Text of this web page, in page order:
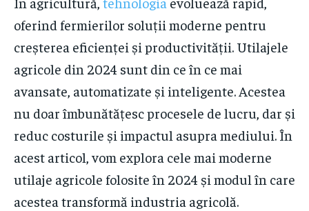
oferind fermierilor soluții moderne pentru
creșterea eficienței și productivității. Utilajele
agricole din 2024 sunt din ce în ce mai
avansate, automatizate și inteligente. Acestea
nu doar îmbunătățesc procesele de lucru, dar și
reduc costurile și impactul asupra mediului. În
acest articol, vom explora cele mai moderne
utilaje agricole folosite în 2024 și modul în care
acestea transformă industria agricolă.